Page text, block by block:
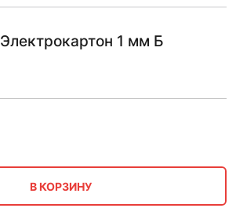
Электрокартон 1 мм Б
В КОРЗИНУ